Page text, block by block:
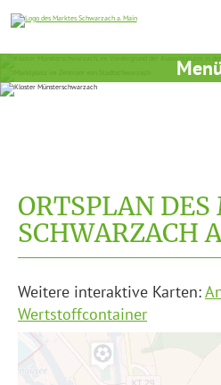
ORTSPLAN
SCHWARZACH
Weitere interaktive Karten:
Wertstoffcontainer